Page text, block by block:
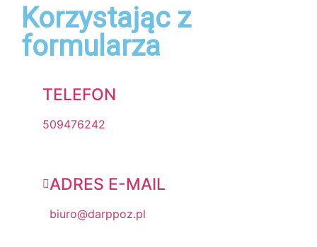
Korzystając z
formularza
TELEFON
509476242
ADRES E-MAIL
biuro@darppoz.pl